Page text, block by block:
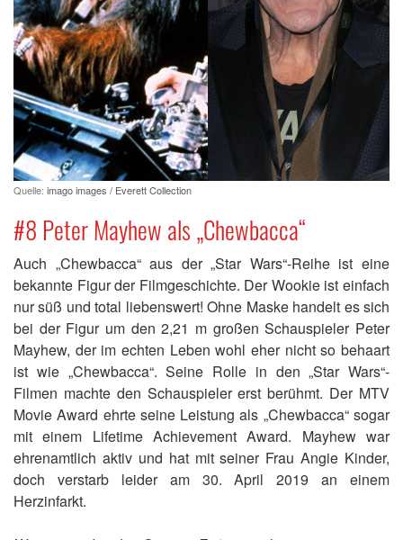
Quelle: imago images / Everett Collection
#8 Peter Mayhew als „Chewbacca“
Auch „Chewbacca“ aus der „Star Wars“-Reihe ist eine
bekannte Figur der Filmgeschichte. Der Wookie ist einfach
nur süß und total liebenswert! Ohne Maske handelt es sich
bei der Figur um den 2,21 m großen Schauspieler Peter
Mayhew, der im echten Leben wohl eher nicht so behaart
ist wie „Chewbacca“. Seine Rolle in den „Star Wars“-
Filmen machte den Schauspieler erst berühmt. Der MTV
Movie Award ehrte seine Leistung als „Chewbacca“ sogar
mit einem Lifetime Achievement Award. Mayhew war
ehrenamtlich aktiv und hat mit seiner Frau Angie Kinder,
doch verstarb leider am 30. April 2019 an einem
Herzinfarkt.